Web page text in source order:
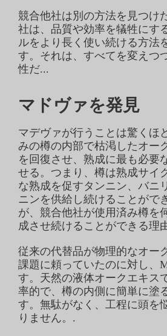
競合他社は別の方法を見つけ
社は、品質や効率を犠牲にす
ルをより長く使い続ける方法
す。それは、すべてを変えつ
性だ...
マドヴァを発見
マデヴァが行うことは驚くほ
みの樽の内部で枯渇したオー
を回復させ、熟成に最も必要
せる。つまり、樽は熟成サイ
な熟成を促すタンニン、バニ
ニンを供給し続けることがで
が、競合他社が使用済み樽を
成させ続けることができる理
従来の代替品が物理的なオー
課題に頼っていたのに対し、
す。天然の液体オークエキス
率的で、樽の内側に簡単に塗
す。無駄がなく、工程に頭を
りません。.